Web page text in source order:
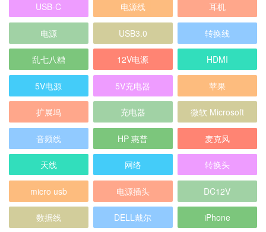
USB-C 电源线 耳机
电源 USB3.0 转换线
乱七八糟 12V电源 HDMI
5V电源 5V充电器 苹果
扩展坞 充电器 微软 Microsoft
音频线 HP 惠普 麦克风
天线 网络 转换头
micro usb 电源插头 DC12V
数据线 DELL戴尔 iPhone